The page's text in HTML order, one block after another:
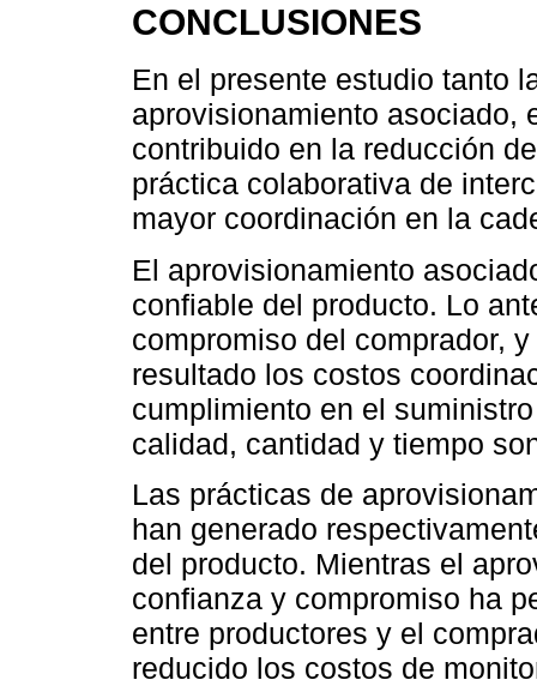
CONCLUSIONES
En el presente estudio tanto
aprovisionamiento asociado,
contribuido en la reducción
práctica colaborativa de
mayor coordinación en la
El aprovisionamiento
confiable del producto. Lo
compromiso del comprador,
resultado los costos
cumplimiento en el
calidad, cantidad y tiempo
Las prácticas de
han generado
del producto. Mientras el
confianza y compromiso ha
entre productores y el
reducido los costos de